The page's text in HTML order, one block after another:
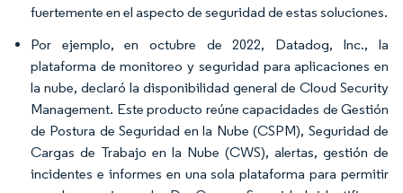
fuertemente en el aspecto de seguridad de estas soluciones.
Por ejemplo, en octubre de 2022, Datadog, Inc., la
plataforma de monitoreo y seguridad para aplicaciones en
la nube, declaró la disponibilidad general de Cloud Security
Management. Este producto reúne capacidades de Gestión
de Postura de Seguridad en la Nube (CSPM), Seguridad de
Cargas de Trabajo en la Nube (CWS), alertas, gestión de
incidentes e informes en una sola plataforma para permitir